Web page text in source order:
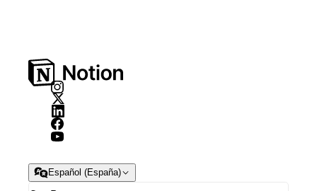
Español (España)